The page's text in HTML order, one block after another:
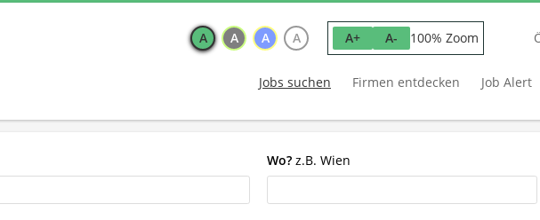
A A A A A+ A- 100% Zoom
Jobs suchen Firmen entdecken Job Alert
Wo? z.B. Wien